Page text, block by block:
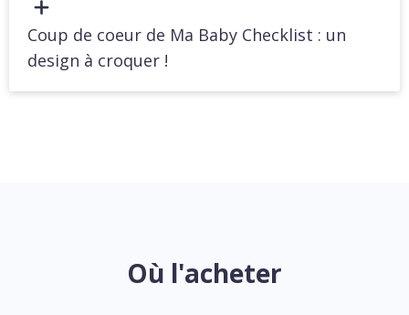
Coup de coeur de Ma Baby Checklist : un
design à croquer !
Où l'acheter